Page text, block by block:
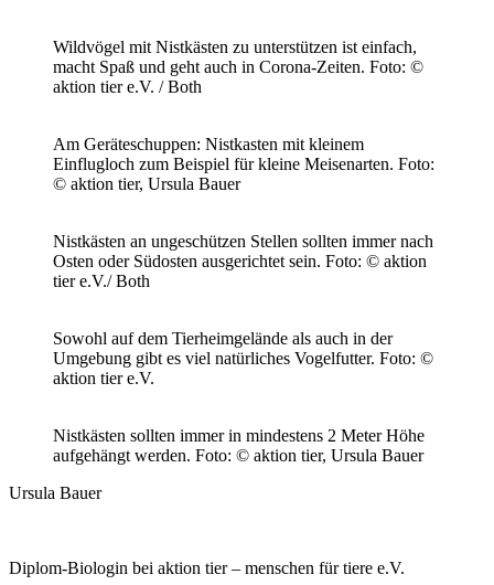
Wildvögel mit Nistkästen zu unterstützen ist einfach,
macht Spaß und geht auch in Corona-Zeiten. Foto: ©
aktion tier e.V. / Both
Am Geräteschuppen: Nistkasten mit kleinem
Einflugloch zum Beispiel für kleine Meisenarten. Foto:
© aktion tier, Ursula Bauer
Nistkästen an ungeschützen Stellen sollten immer nach
Osten oder Südosten ausgerichtet sein. Foto: © aktion
tier e.V./ Both
Sowohl auf dem Tierheimgelände als auch in der
Umgebung gibt es viel natürliches Vogelfutter. Foto: ©
aktion tier e.V.
Nistkästen sollten immer in mindestens 2 Meter Höhe
aufgehängt werden. Foto: © aktion tier, Ursula Bauer
Ursula Bauer
Diplom-Biologin bei aktion tier – menschen für tiere e.V.